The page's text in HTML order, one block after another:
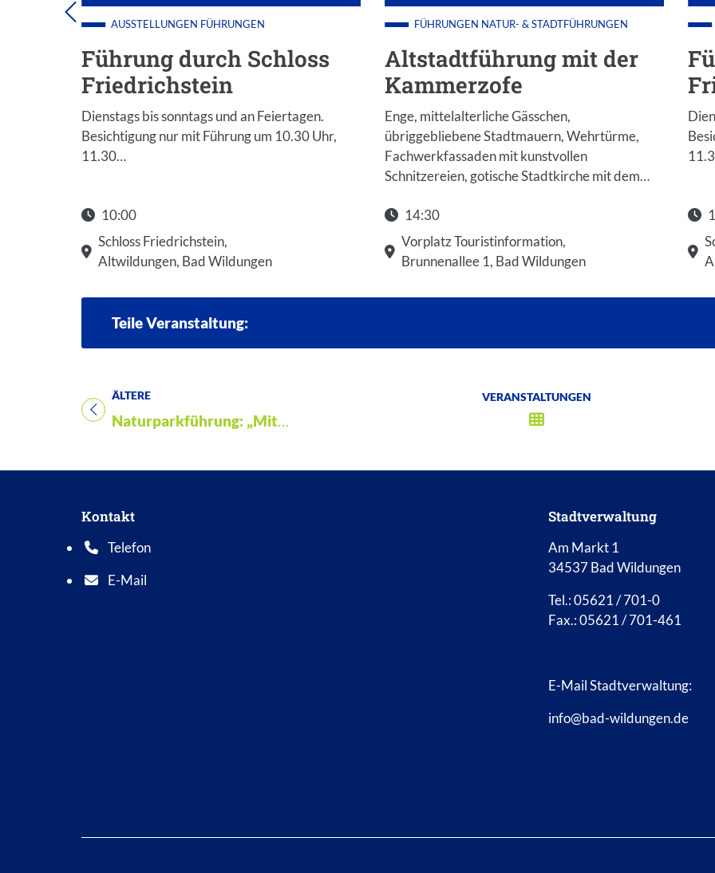
AUSSTELLUNGEN FÜHRUNGEN
Führung durch Schloss
Friedrichstein
Dienstags bis sonntags und an Feiertagen.
Besichtigung nur mit Führung um 10.30 Uhr,
11.30…
10:00
Schloss Friedrichstein,
Altwildungen, Bad Wildungen
FÜHRUNGEN NATUR- & STADTFÜHRUNGEN
Altstadtführung mit der
Kammerzofe
Enge, mittelalterliche Gässchen,
übriggebliebene Stadtmauern, Wehrtürme,
Fachwerkfassaden mit kunstvollen
Schnitzereien, gotische Stadtkirche mit dem…
14:30
Vorplatz Touristinformation,
Brunnenallee 1, Bad Wildungen
Teile Veranstaltung:
ÄLTERE
Titel für Veranstaltung
Naturparkführung: „Mit wilden Kräutern durch das Jahr“
VERANSTALTUNGEN
Kontakt
Telefon
Telefonnummer: 0 5 6 2 1 7 0 1 0
E-Mail
E-Mail Adresse: info@bad-wildungen.de
Stadtverwaltung
Am Markt 1
34537 Bad Wildungen
Tel.: 05621 / 701-0
Fax.: 05621 / 701-461
E-Mail Stadtverwaltung:
info@bad-wildungen.de